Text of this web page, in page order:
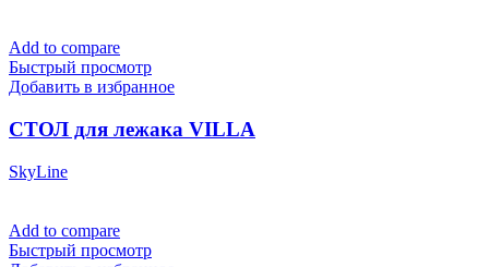
Add to compare
Быстрый просмотр
Добавить в избранное
СТОЛ для лежака VILLA
SkyLine
Add to compare
Быстрый просмотр